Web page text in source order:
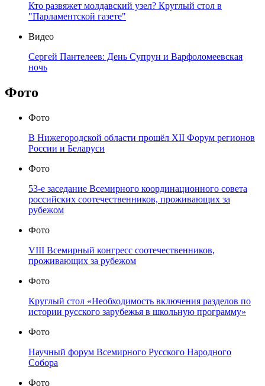
Кто развяжет молдавский узел? Круглый стол в
"Парламентской газете"
Видео
Сергей Пантелеев: День Супрун и Варфоломеевская
ночь
Фото
Фото
В Нижегородской области прошёл XII Форум регионов
России и Беларуси
Фото
53-е заседание Всемирного координационного совета
российских соотечественников, проживающих за
рубежом
Фото
VIII Всемирный конгресс соотечественников,
проживающих за рубежом
Фото
Круглый стол «Необходимость включения разделов по
истории русского зарубежья в школьную программу»
Фото
Научный форум Всемирного Русского Народного
Собора
Фото